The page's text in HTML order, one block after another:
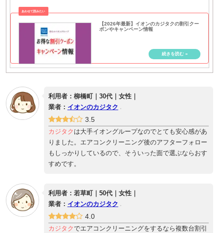
【2026年最新】イオンのカジタクの割引クー
ポンやキャンペーン情報
利用者：柳橋町｜30代｜女性｜
業者： イオンのカジタク
3.5
カジタク は大手イオングループなのでとても安心感があ
りました。エアコンクリーニング後のアフターフォロー
もしっかりしているので、そういった面で選ぶならおす
すめです。
利用者：若草町｜50代｜女性｜
業者： イオンのカジタク
4.0
カジタクでエアコンクリーニングをするなら複数台割引